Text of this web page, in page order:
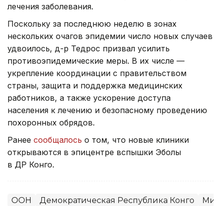
лечения заболевания.
Поскольку за последнюю неделю в зонах
нескольких очагов эпидемии число новых случаев
удвоилось, д-р Тедрос призвал усилить
противоэпидемические меры. В их числе —
укрепление координации с правительством
страны, защита и поддержка медицинских
работников, а также ускорение доступа
населения к лечению и безопасному проведению
похоронных обрядов.
Ранее сообщалось о том, что новые клиники
открываются в эпицентре вспышки Эболы
в ДР Конго.
ООН Демократическая Республика Конго